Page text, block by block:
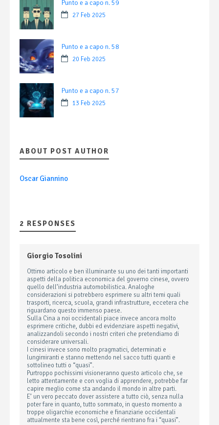
Punto e a capo n. 59
27 Feb 2025
Punto e a capo n. 58
20 Feb 2025
Punto e a capo n. 57
13 Feb 2025
ABOUT POST AUTHOR
Oscar Giannino
2 RESPONSES
Giorgio Tosolini
Ottimo articolo e ben illuminante su uno dei tanti importanti
aspetti della politica economica del governo cinese, ovvero
quello dell’industria automobilistica. Analoghe
considerazioni si potrebbero esprimere su altri temi quali
trasporti, ricerca, scuola, grandi infrastrutture, eccetera che
riguardano questo immenso paese.
Sulla Cina a noi occidentali piace invece ancora molto
esprimere critiche, dubbi ed evidenziare aspetti negativi,
analizzandoli secondo i nostri criteri che pretendiamo di
considerare universali.
I cinesi invece sono molto pragmatici, determinati e
lungimiranti e stanno mettendo nel sacco tutti quanti e
sottolineo tutti o “quasi”.
Purtroppo pochissimi visioneranno questo articolo che, se
letto attentamente e con voglia di apprendere, potrebbe far
capire meglio come sta andando il mondo in altre parti.
E’ un vero peccato dover assistere a tutto ciò, senza nulla
poter fare in quanto, tutto sommato, in questo momento a
troppe oligarchie economiche e finanziarie occidentali
attualmente sta bene così, perché rientrano fra i “quasi”.